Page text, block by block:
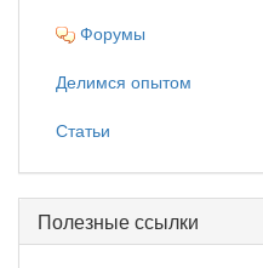
Форумы
Делимся опытом
Статьи
Полезные ссылки